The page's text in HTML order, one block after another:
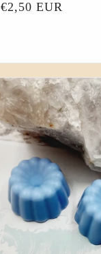
Normaler
€2,50 EUR